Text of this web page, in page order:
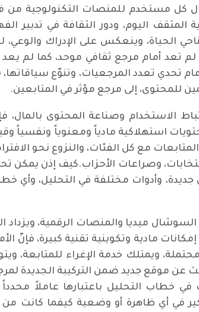
كل مستخدم للمنصات التكنولوجية
اليوم، ودور الثقافة في تدبير الفهم،
الحياة، وينعكس على الإدراك والوعي،
لم تعد أمام مرجع ثقافي موحد، كما لم
تحدي تعدد المرجعيات، وتنوّع
للمحتوى، إلى مرجع مؤثر في المتابعين.
الاستخدام وصناعة المحتوى
استهلاكية مادياً ومعنوياً ونفسياً
مع كل الفئات، والنزوع نحو
وصراعات الأحزاب.كيف إذن يمكن
جديدة، وأدوات مختلفة في التحليل، وأي
ميديا والمنصات الرقمية، ويزداد
مادية وتكوينية تقنية كبيرة، فإنّ
ويمتلك خدمة الإغراء للمتابعة،
عن موقع جديد ضمن التركيبة الجديدة
في خطاب التحليل باعتبارها عاملاً
في أي ظاهرة أو وضعية كيفما كانت